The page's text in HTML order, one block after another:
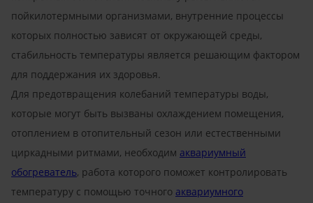
пойкилотермными организмами, внутренние процессы
которых полностью зависят от окружающей среды,
стабильность температуры является решающим фактором
для поддержания их здоровья.
Для предотвращения колебаний температуры воды,
которые могут быть вызваны охлаждением помещения,
отоплением в отопительный сезон или естественными
циркадными ритмами, необходим аквариумный
обогреватель, работа которого поможет контролировать
температуру с помощью точного аквариумного